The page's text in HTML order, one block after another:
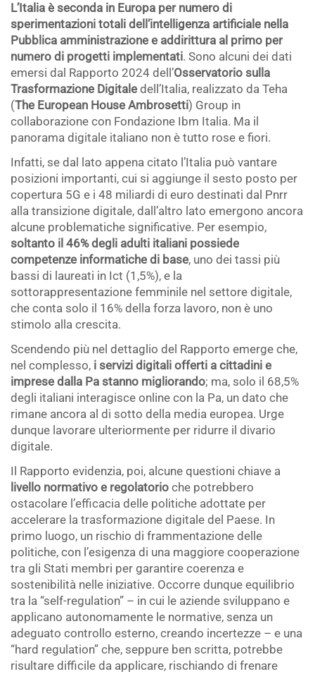
L’Italia è seconda in Europa per numero di
sperimentazioni totali dell’intelligenza artificiale nella
Pubblica amministrazione e addirittura al primo per
numero di progetti implementati. Sono alcuni dei dati
emersi dal Rapporto 2024 dell’Osservatorio sulla
Trasformazione Digitale dell’Italia, realizzato da Teha
(The European House Ambrosetti) Group in
collaborazione con Fondazione Ibm Italia. Ma il
panorama digitale italiano non è tutto rose e fiori.
Infatti, se dal lato appena citato l’Italia può vantare
posizioni importanti, cui si aggiunge il sesto posto per
copertura 5G e i 48 miliardi di euro destinati dal Pnrr
alla transizione digitale, dall’altro lato emergono ancora
alcune problematiche significative. Per esempio,
soltanto il 46% degli adulti italiani possiede
competenze informatiche di base, uno dei tassi più
bassi di laureati in Ict (1,5%), e la
sottorappresentazione femminile nel settore digitale,
che conta solo il 16% della forza lavoro, non è uno
stimolo alla crescita.
Scendendo più nel dettaglio del Rapporto emerge che,
nel complesso, i servizi digitali offerti a cittadini e
imprese dalla Pa stanno migliorando; ma, solo il 68,5%
degli italiani interagisce online con la Pa, un dato che
rimane ancora al di sotto della media europea. Urge
dunque lavorare ulteriormente per ridurre il divario
digitale.
Il Rapporto evidenzia, poi, alcune questioni chiave a
livello normativo e regolatorio che potrebbero
ostacolare l’efficacia delle politiche adottate per
accelerare la trasformazione digitale del Paese. In
primo luogo, un rischio di frammentazione delle
politiche, con l’esigenza di una maggiore cooperazione
tra gli Stati membri per garantire coerenza e
sostenibilità nelle iniziative. Occorre dunque equilibrio
tra la “self-regulation” – in cui le aziende sviluppano e
applicano autonomamente le normative, senza un
adeguato controllo esterno, creando incertezze – e una
“hard regulation” che, seppure ben scritta, potrebbe
risultare difficile da applicare, rischiando di frenare